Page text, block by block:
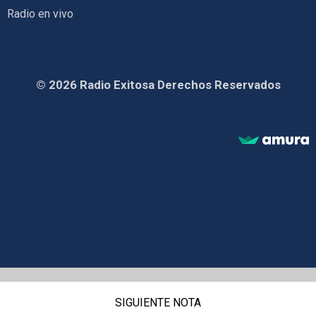
Radio en vivo
© 2026 Radio Exitosa Derechos Reservados
SIGUIENTE NOTA